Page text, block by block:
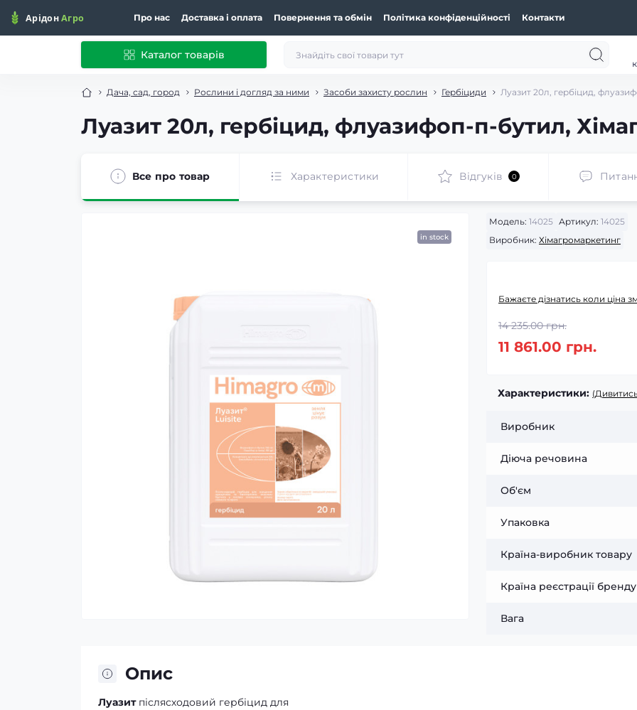
Про нас Доставка і оплата Повернення та обмін Політика конфіденційності Контакти
Каталог товарів
Дача, сад, город Рослини і догляд за ними Засоби захисту рослин Гербіциди Луазит 20л, гербіцид,
Луазит 20л, гербіцид, флуазифоп-п-бутил,
Все про товар Характеристики Відгуків 0
in stock
Модель: 14025 Артикул: 14025
Виробник: Хімагромаркетинг
Бажаєте дізнатись коли ціна
14 235.00 грн.
11 861.00 грн.
Характеристики:
Виробник
Діюча речовина
Об'єм
Упаковка
Країна-виробник товару
Країна реєстрації бренду
Вага
Опис
Луазитпіслясходовий гербіцид для